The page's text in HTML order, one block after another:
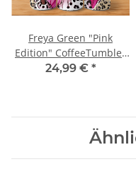
Freya Green "Pink
Edition" CoffeeTumbler
Edelstahl Trinkflasche
24,99 € *